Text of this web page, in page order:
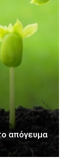
απόγευμα